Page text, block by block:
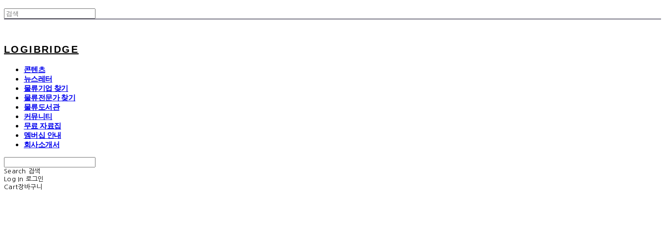
LOGIBRIDGE
콘텐츠
뉴스레터
물류기업 찾기
물류전문가 찾기
물류도서관
커뮤니티
무료 자료집
멤버십 안내
회사소개서
Search
검색
Log In 로그인
Cart장바구니